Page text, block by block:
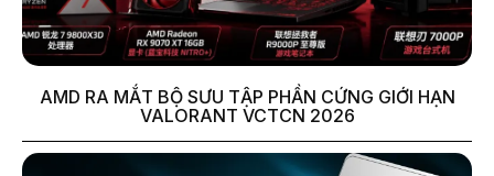
AMD RA MẮT BỘ SƯU TẬP PHẦN CỨNG GIỚI HẠN
VALORANT VCTCN 2026